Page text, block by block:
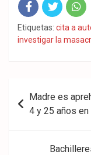
Fac Twit
ter
Wha
Etiquetas: cita a
investigar la
de
entradas
Madre es
4 y 25 años en